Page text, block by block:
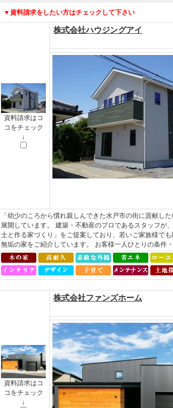
▼資料請求をしたい方はチェックして下さい
資料請求はコ
コをチェック
↓
株式会社ハウジングアイ
「幼少のころから慣れ親しんできた水戸市の街に貢献し
展開しています。 建築・不動産のプロであるスタッフが
士と作る家づくり」をご提案しており、若いご家族様で
無垢の家をご紹介しています。 お客様一人ひとりの条件
資料請求はコ
コをチェック
↓
株式会社ファンズホーム